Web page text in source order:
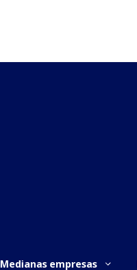
Medianas empresas